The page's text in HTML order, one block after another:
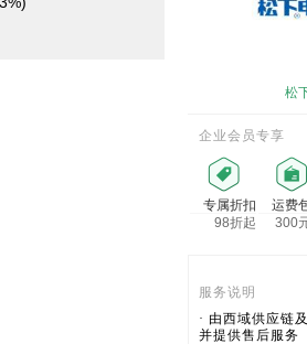
松
企业会员专享
专属折扣
98折起
运费
300
服务说明
· 由西域供应链
并提供售后服务